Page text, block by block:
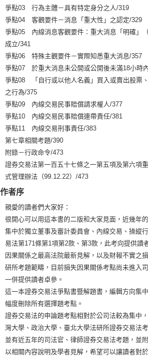
爭點03 行為主體－具有特定身分之人/319
爭點04 客觀要件－消息「重大性」之認定/329
爭點05 內線消息客觀要件：重大消息「明確」
成立/341
爭點06 特殊主觀要件－實際知悉重大消息/357
爭點07 於重大消息未公開或公開後未滿18小時
爭點08 「自行或以他人名義」買入或賣出股票
之行為/375
爭點09 內線交易民事賠償請求權人/377
爭點10 內線交易民事賠償連帶責任/381
爭點11 內線交易刑事責任/383
第七章相關考題/390
附錄－行政命令/473
證券交易法第一百五十七條之一第五項及第六項
式管理辦法（99.12.22）/473
作者序
親愛的讀者們大家好：
很開心可以用這本書的二版和大家見面，近幾年
集中於獨立董事及審計委員會、內線交易、操縱
易法第171條第1項第2款、第3款，此考向提供讀
因果關係之最高法院最新見解，以及財報不實之
研所考題範疇，目前損失因果關係考點尚未進入
一併提供讀者卓參。
這一本證券交易法爭點書暨解題書，編輯方向集
幅度刪除所有選擇題考點。
證券交易法的申論題考點相對於公司法較為集中
灣大學、政治大學、臺北大學法研所證券交易法
並有近五年的司法官、律師證券交易法考題，並
以相關內容說明及學者見解，希望可以讓讀者對